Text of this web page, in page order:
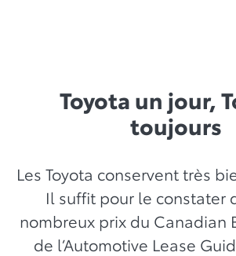
Toyota un jour,
toujours
Les Toyota conservent très
Il suffit pour le constater
nombreux prix du Canadian
de l’Automotive Lease